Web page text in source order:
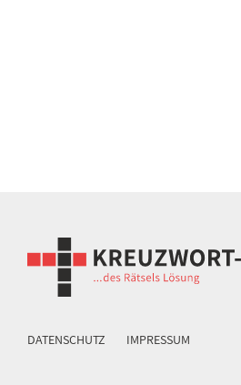
DATENSCHUTZ IMPRESSUM